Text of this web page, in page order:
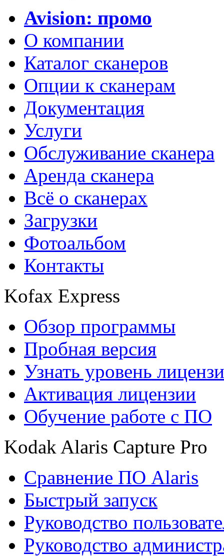
Avision: промо
О компании
Каталог сканеров
Опции к сканерам
Документация
Услуги
Обслуживание сканера
Аренда сканера
Всё о сканерах
Загрузки
Фотоальбом
Контакты
Kofax Express
Обзор программы
Пробная версия
Узнать уровень
Активация лицензии
Обучение работе с ПО
Kodak Alaris Capture Pro
Сравнение ПО Alaris
Быстрый запуск
Руководство
Руководство